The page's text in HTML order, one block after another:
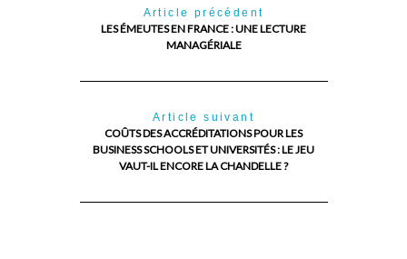
Article précédent
LES ÉMEUTES EN FRANCE : UNE LECTURE
MANAGÉRIALE
Article suivant
COÛTS DES ACCRÉDITATIONS POUR LES
BUSINESS SCHOOLS ET UNIVERSITÉS : LE JEU
VAUT-IL ENCORE LA CHANDELLE ?